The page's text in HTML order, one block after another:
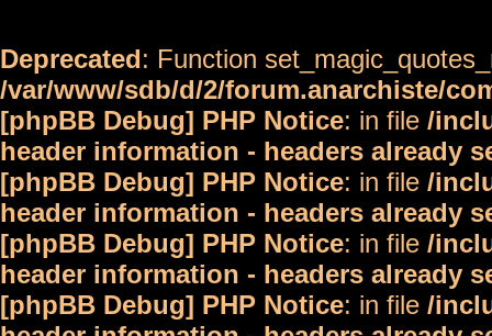
Deprecated: Function
/var/www/sdb/d/2/forum.anarchiste/
[phpBB Debug] PHP Notice: in file /
header information - headers already
[phpBB Debug] PHP Notice: in file /
header information - headers already
[phpBB Debug] PHP Notice: in file /
header information - headers already
[phpBB Debug] PHP Notice: in file /